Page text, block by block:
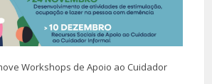
Workshops de Apoio ao Cuidador